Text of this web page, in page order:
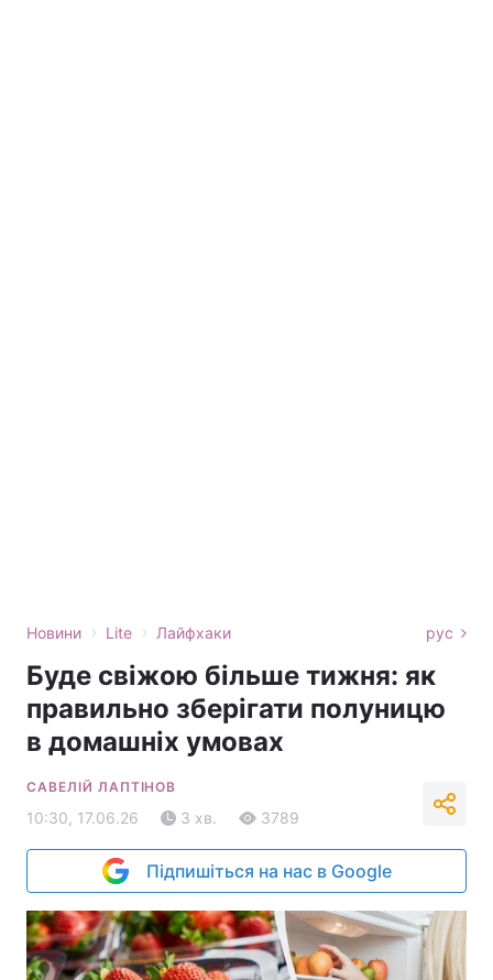
Новини › Lite › Лайфхаки рус
Буде свіжою більше тижня: як
правильно зберігати полуницю
в домашніх умовах
САВЕЛІЙ ЛАПТІНОВ
10:30, 17.06.26 3 хв. 3789
Підпишіться на нас в Google